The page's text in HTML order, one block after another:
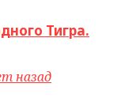
Тигра.
назад